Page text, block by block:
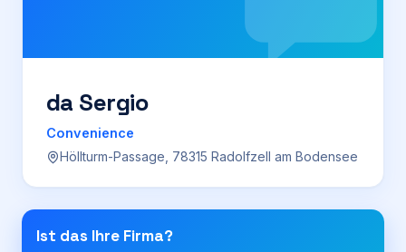
Preise
Für Firmen
Login
da Sergio
Convenience
Höllturm-Passage, 78315 Radolfzell am Bodensee
Ist das Ihre Firma?